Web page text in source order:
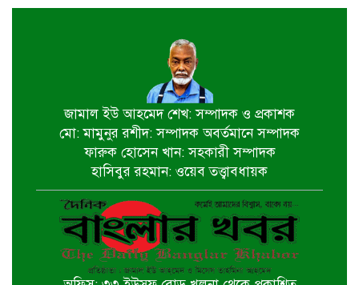
বিতরণী অনুষ্ঠিত
‘গণমাধ্যম এখনো স্বাধীন নয়’
বাগেরহাটে ডা. শফিকুর রহমান
চিতলমারীতে বিদ্যালয় পরিচালনা
পর্ষদের অভিষেক অনুষ্ঠান
বিশ্বকাপ বাণিজ্যিক স্বত্ব বিতর্কে ক্ষমা
চাইল ফিফা
জামাল ইউ আহমেদ শেখ: সম্পাদক ও প্রকাশক
মো: মামুনুর রশীদ: সম্পাদক অবর্তমানে সম্পাদক
ফারুক হোসেন খান: সহকারী সম্পাদক
হাসিবুর রহমান: ওয়েব তত্ত্বাবধায়ক